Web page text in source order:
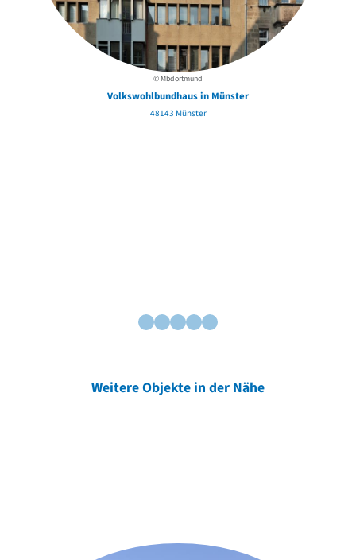
© Mbdortmund
Volkswohlbundhaus in Münster
48143 Münster
Weitere Objekte in der Nähe